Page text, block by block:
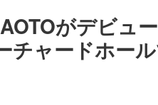
がデビュ
ャードホー